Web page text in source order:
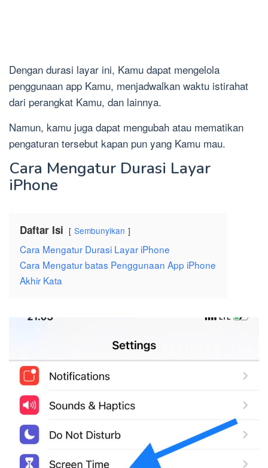
Dengan durasi layar ini, Kamu dapat mengelola
penggunaan app Kamu, menjadwalkan waktu istirahat
dari perangkat Kamu, dan lainnya.
Namun, kamu juga dapat mengubah atau mematikan
pengaturan tersebut kapan pun yang Kamu mau.
Cara Mengatur Durasi Layar
iPhone
Daftar Isi Sembunyikan
Cara Mengatur Durasi Layar iPhone
Cara Mengatur batas Penggunaan App iPhone
Akhir Kata